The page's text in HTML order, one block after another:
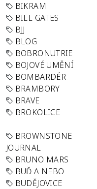
BIKRAM
BILL GATES
BJJ
BLOG
BOBRONUTRIE
BOJOVÉ UMĚNÍ
BOMBARDÉR
BRAMBORY
BRAVE
BROKOLICE
BROWNSTONE
JOURNAL
BRUNO MARS
BUĎ A NEBO
BUDĚJOVICE